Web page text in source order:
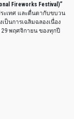
Fireworks Festival)”
ะเทศ และตื่นตากับขบวน
เป็นการเฉลิมฉลองเนื่อง
พฤศจิกายน ของทุกปี